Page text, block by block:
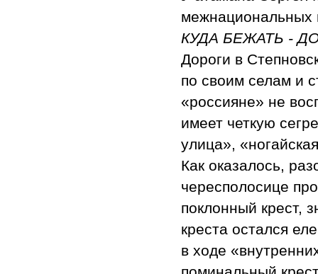
межнациональных
КУДА БЕЖАТЬ -
Дороги в
по своим селам и
«россияне» не
имеет четкую
улица»,
Как оказалось,
чересполосице
поклонный крест,
креста остался
в ходе